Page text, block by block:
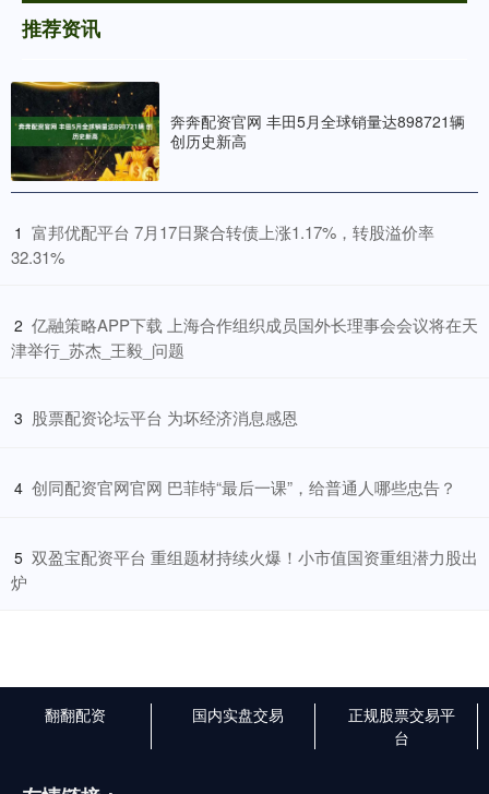
推荐资讯
奔奔配资官网 丰田5月全球销量达898721辆
创历史新高
1 ​富邦优配平台 7月17日聚合转债上涨1.17%，转股溢价率
32.31%
2 ​亿融策略APP下载 上海合作组织成员国外长理事会会议将在天
津举行_苏杰_王毅_问题
3 ​股票配资论坛平台 为坏经济消息感恩
4 ​创同配资官网官网 巴菲特“最后一课”，给普通人哪些忠告？
5 ​双盈宝配资平台 重组题材持续火爆！小市值国资重组潜力股出
炉
翻翻配资 国内实盘交易
正规股票交易平
台